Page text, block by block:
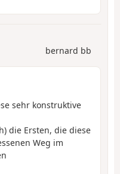
bernard bb
sehr konstruktive
die Ersten, die diese
Weg im